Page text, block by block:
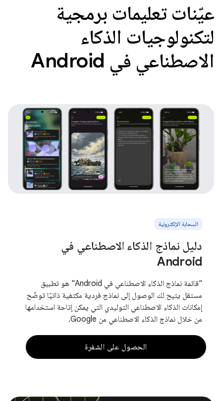
عيّنات تعليمات برمجية
لتكنولوجيات الذكاء
الاصطناعي في Android
السحابة الإلكترونية
دليل نماذج الذكاء الاصطناعي في
Android
"قائمة نماذج الذكاء الاصطناعي في Android" هو تطبيق
مستقل يتيح لك الوصول إلى نماذج فردية مكتفية ذاتيًا توضّح
إمكانات الذكاء الاصطناعي التوليدي التي يمكن إتاحة استخدامها
من خلال نماذج الذكاء الاصطناعي من Google.
الحصول على الشفرة‏